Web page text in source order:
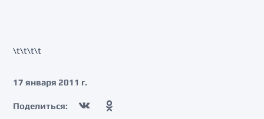
\t\t\t\t
17 января 2011 г.
Поделиться: